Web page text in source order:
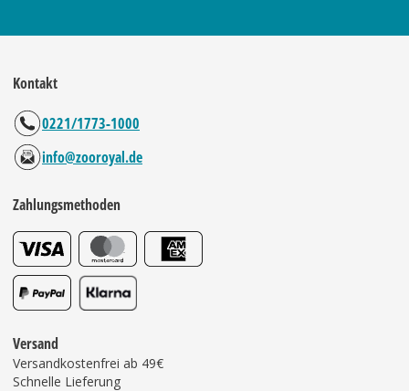
Kontakt
0221/1773-1000
info@zooroyal.de
Zahlungsmethoden
Versand
Versandkostenfrei ab 49€
Schnelle Lieferung